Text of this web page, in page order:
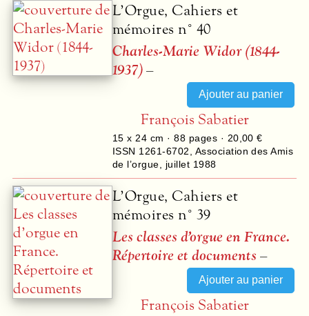
L’Orgue, Cahiers et
mémoires n° 40
Charles-Marie Widor (1844-
1937)–
François Sabatier
15 x 24 cm ·88 pages · 20,00 €
ISSN 1261-6702
Association des Amis
de l’orgue
juillet 1988
L’Orgue, Cahiers et
mémoires n° 39
Les classes d’orgue en France.
Répertoire et documents –
François Sabatier